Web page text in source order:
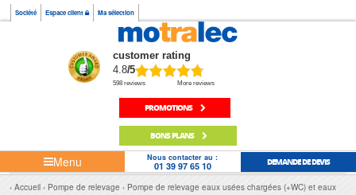
Société Espace client Ma sélection
customer rating
4.8/5
598 reviews More reviews
PROMOTIONS
BONS PLANS
Menu Nous contacter au :
01 39 97 65 10 DEMANDE DE DEVIS
Accueil Pompe de relevage
Pompe de relevage eaux usées chargées (+WC) et eaux